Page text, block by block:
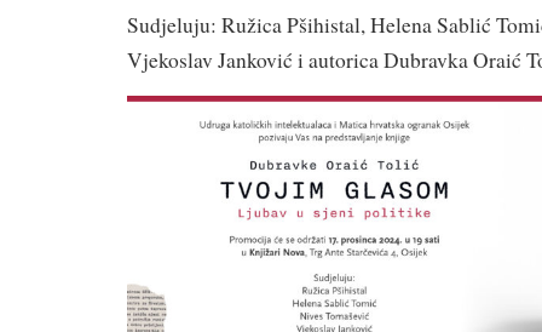
Sudjeluju: Ružica Pšihistal, Helena Sablić
Vjekoslav Janković i autorica Dubravka Oraić